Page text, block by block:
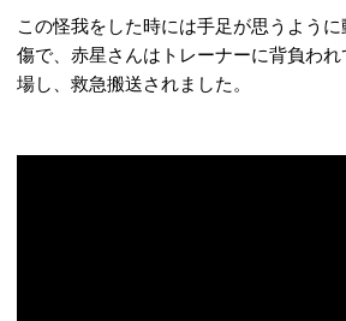
この怪我をした時には手足が思うよう
傷で、赤星さんはトレーナーに背負わ
場し、救急搬送されました。